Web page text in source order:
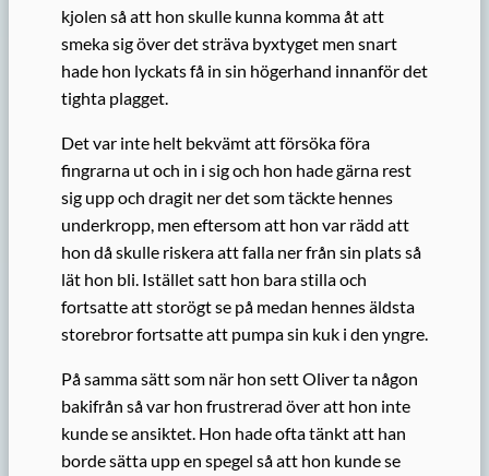
kjolen så att hon skulle kunna komma åt att
smeka sig över det sträva byxtyget men snart
hade hon lyckats få in sin högerhand innanför det
tighta plagget.
Det var inte helt bekvämt att försöka föra
fingrarna ut och in i sig och hon hade gärna rest
sig upp och dragit ner det som täckte hennes
underkropp, men eftersom att hon var rädd att
hon då skulle riskera att falla ner från sin plats så
lät hon bli. Istället satt hon bara stilla och
fortsatte att storögt se på medan hennes äldsta
storebror fortsatte att pumpa sin kuk i den yngre.
På samma sätt som när hon sett Oliver ta någon
bakifrån så var hon frustrerad över att hon inte
kunde se ansiktet. Hon hade ofta tänkt att han
borde sätta upp en spegel så att hon kunde se